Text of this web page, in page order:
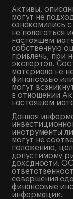
Активы,
могут не
ознакомились
не полагаться
настоящем
собственную
привлечь, при
экспертов.
материала не
финансовые
могут
в отношении
настоящем
Данная
инструменты
могут не
положению,
допустимому
доходности.
совершения
финансовые
информации.